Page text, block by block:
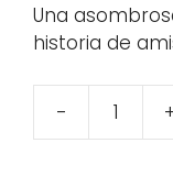
Una
historia de
-